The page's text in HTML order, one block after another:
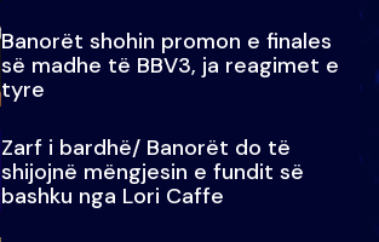
Banorët shohin promon e finales
së madhe të BBV3, ja reagimet e
tyre
Zarf i bardhë/ Banorët do të
shijojnë mëngjesin e fundit së
bashku nga Lori Caffe